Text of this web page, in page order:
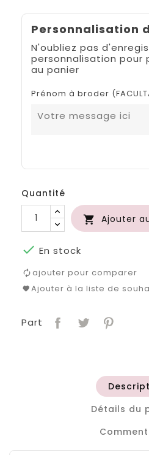
Personnalisation
N'oubliez pas
personnalisation pour
au panier
Prénom à broder
Quantité
 Ajouter
 En stock
ajouter pour comparer
Ajouter à la liste de
Part
Détails du